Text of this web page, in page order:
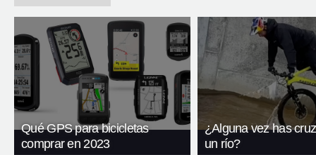
Qué GPS para bicicletas
comprar en 2023
¿Alguna vez has
un río?